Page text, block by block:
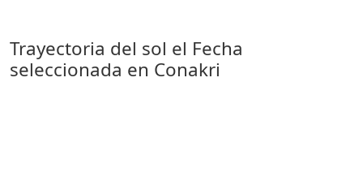
Trayectoria del sol el Fecha
seleccionada en Conakri